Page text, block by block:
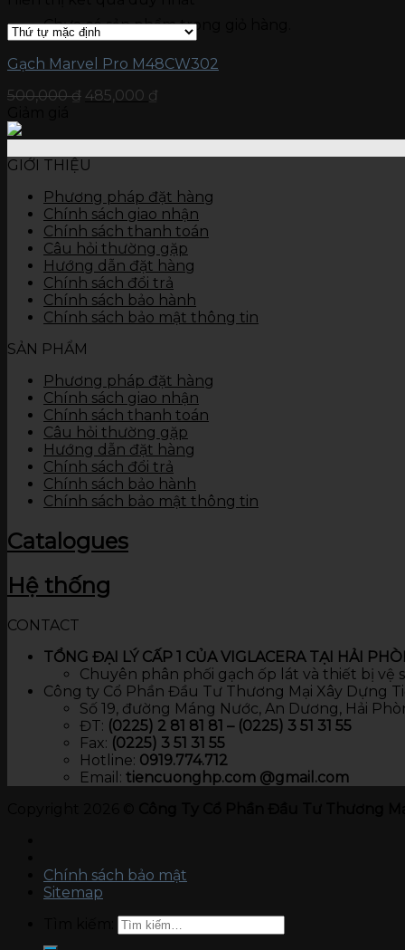
Gạch kích thước 15 x 60
Gạch ốp tường
Đá nung kết Vasta 120 x 280
Gạch kích thước 60 x 120
Gạch kích thước 30 x 60
Gạch kích thước 30 x 45
Gạch kích thước 25 x 50
Gạch kích thước 25 x 40
Gạch kích thước 10 x 30
Thiết bị vệ sinh
Bàn cầu
Chậu rửa
Các thiết bị khác
Chưa có sản phẩm trong giỏ hàng.
Gạch Marvel Pro M48CW302
500,000₫ 485,000 ₫
GIỚI THIỆU
Phương pháp đặt hàng
Chính sách giao nhận
Chính sách thanh toán
Câu hỏi thường gặp
Hướng dẫn đặt hàng
Chính sách đổi trả
Chính sách bảo hành
Chính sách bảo mật thông tin
SẢN PHẨM
Phương pháp đặt hàng
Chính sách giao nhận
Chính sách thanh toán
Câu hỏi thường gặp
Hướng dẫn đặt hàng
Chính sách đổi trả
Chính sách bảo hành
Chính sách bảo mật thông tin
Catalogues
Hệ thống
CONTACT
TỔNG ĐẠI LÝ CẤP 1 CỦA VIGLACERA TẠI HẢI
Chuyên phân phối gạch ốp lát và thiết bị vệ
Công ty Cổ Phần Đầu Tư Thương Mại Xây Dựng
Số 19, đường Máng Nước, An Dương, Hải
ĐT: (0225) 2 81 81 81 – (0225) 3 51 31 55
Fax: (0225) 3 51 31 55
Hotline: 0919.774.712​
Email: tiencuonghp.com @gmail.com
Chính sách bảo mật
Sitemap